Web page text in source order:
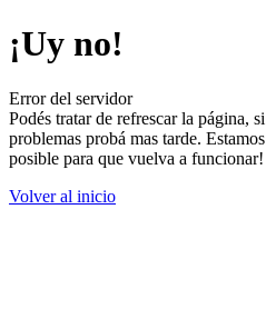
¡Uy no!
Error del servidor
Podés tratar de refrescar la página,
problemas probá mas tarde.
posible para que vuelva a funcionar!
Volver al inicio